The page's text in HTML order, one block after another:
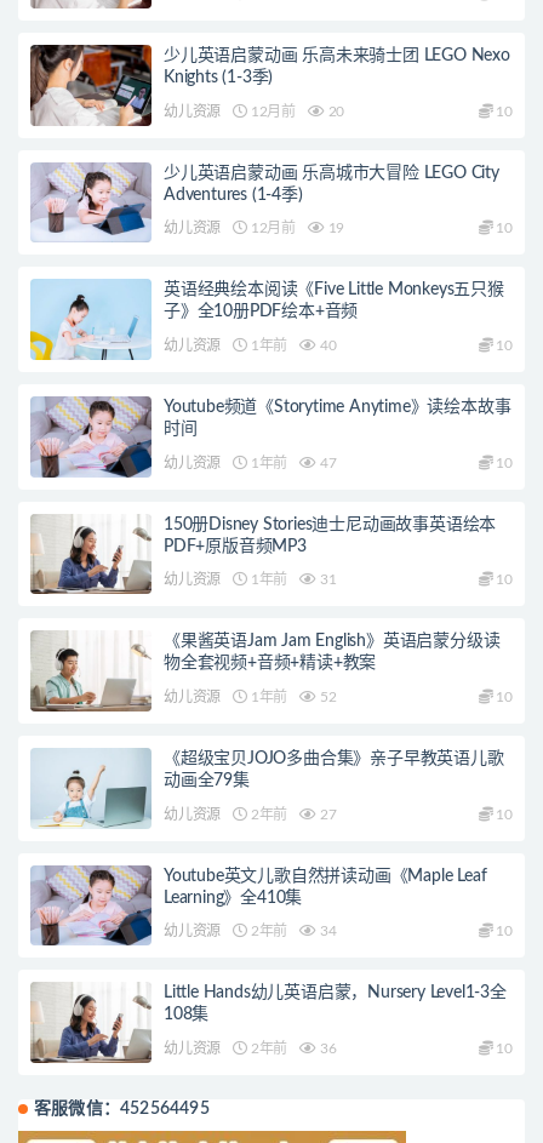
少儿英语启蒙动画 乐高未来骑士团 LEGO Nexo
Knights (1-3季)
幼儿资源 12月前 20 10
少儿英语启蒙动画 乐高城市大冒险 LEGO City
Adventures (1-4季)
幼儿资源 12月前 19 10
英语经典绘本阅读《Five Little Monkeys五只猴
子》全10册PDF绘本+音频
幼儿资源 1年前 40 10
Youtube频道《Storytime Anytime》读绘本故事
时间
幼儿资源 1年前 47 10
150册Disney Stories迪士尼动画故事英语绘本
PDF+原版音频MP3
幼儿资源 1年前 31 10
《果酱英语Jam Jam English》英语启蒙分级读
物全套视频+音频+精读+教案
幼儿资源 1年前 52 10
《超级宝贝JOJO多曲合集》亲子早教英语儿歌
动画全79集
幼儿资源 2年前 27 10
Youtube英文儿歌自然拼读动画《Maple Leaf
Learning》全410集
幼儿资源 2年前 34 10
Little Hands幼儿英语启蒙，Nursery Level1-3全
108集
幼儿资源 2年前 36 10
客服微信：452564495